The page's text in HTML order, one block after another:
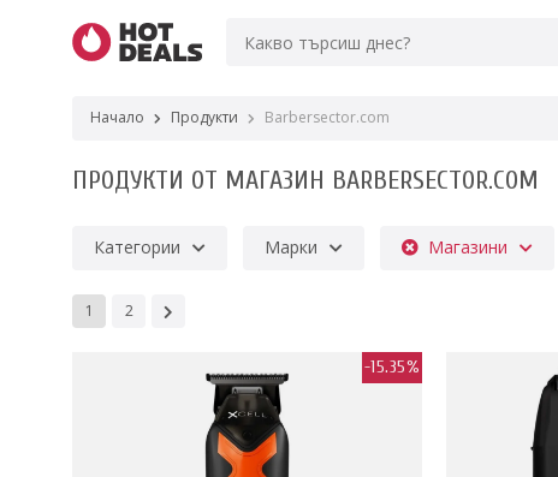
Начало Продукти Barbersector.com
ПРОДУКТИ ОТ МАГАЗИН BARBERSECTOR.COM
Категории Марки Магазини
1 2
-15.35%